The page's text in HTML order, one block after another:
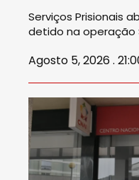
Serviços Prisionais
detido na operação
Agosto 5, 2026 .